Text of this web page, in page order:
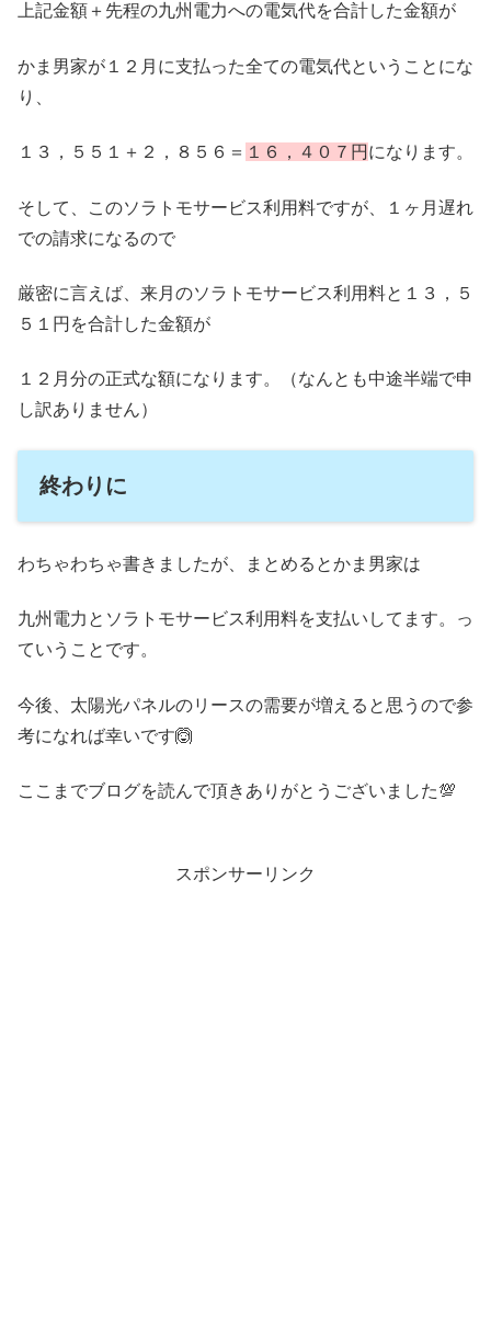
上記金額＋先程の九州電力への電気代を合計した金額が
かま男家が１２月に支払った全ての電気代ということにな
り、
１３，５５１＋２，８５６＝ １６，４０７円 になります。
そして、このソラトモサービス利用料ですが、１ヶ月遅れ
での請求になるので
厳密に言えば、来月のソラトモサービス利用料と１３，５
５１円を合計した金額が
１２月分の正式な額になります。（なんとも中途半端で申
し訳ありません）
終わりに
わちゃわちゃ書きましたが、まとめるとかま男家は
九州電力とソラトモサービス利用料を支払いしてます。っ
ていうことです。
今後、太陽光パネルのリースの需要が増えると思うので参
考になれば幸いです🙆
ここまでブログを読んで頂きありがとうございました💯
スポンサーリンク